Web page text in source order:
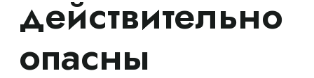
действительно
опасны